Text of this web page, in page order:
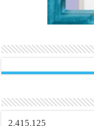
2,415,125